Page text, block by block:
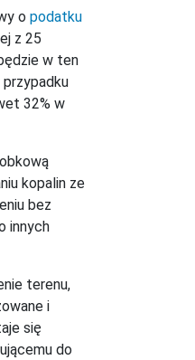
o podatku
z 25
w ten
32% w
kopalin ze
bez
innych
terenu,
i
się
do